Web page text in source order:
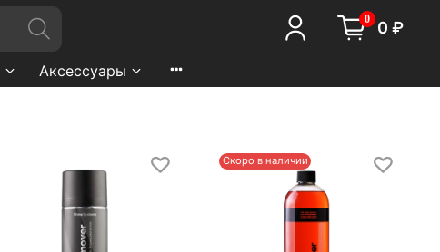
0 0 ₽
Аксессуары
Скоро в наличии